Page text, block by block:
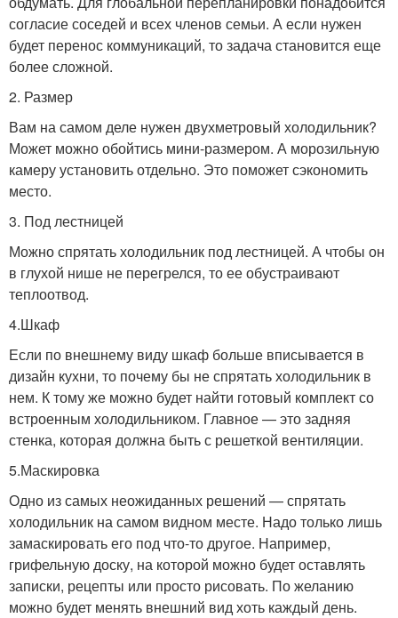
согласие соседей и всех членов семьи. А если нужен
будет перенос коммуникаций, то задача становится еще
более сложной.
2. Размер
Вам на самом деле нужен двухметровый холодильник?
Может можно обойтись мини-размером. А морозильную
камеру установить отдельно. Это поможет сэкономить
место.
3. Под лестницей
Можно спрятать холодильник под лестницей. А чтобы он
в глухой нише не перегрелся, то ее обустраивают
теплоотвод.
4.Шкаф
Если по внешнему виду шкаф больше вписывается в
дизайн кухни, то почему бы не спрятать холодильник в
нем. К тому же можно будет найти готовый комплект со
встроенным холодильником. Главное — это задняя
стенка, которая должна быть с решеткой вентиляции.
5.Маскировка
Одно из самых неожиданных решений — спрятать
холодильник на самом видном месте. Надо только лишь
замаскировать его под что-то другое. Например,
грифельную доску, на которой можно будет оставлять
записки, рецепты или просто рисовать. По желанию
можно будет менять внешний вид хоть каждый день.